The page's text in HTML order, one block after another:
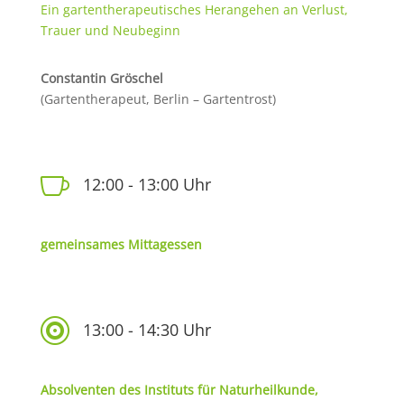
Ein gartentherapeutisches Herangehen an Verlust,
Trauer und Neubeginn
Constantin Gröschel
(Gartentherapeut, Berlin – Gartentrost)
 12:00 - 13:00 Uhr
gemeinsames Mittagessen
 13:00 - 14:30 Uhr
Absolventen des Instituts für Naturheilkunde,